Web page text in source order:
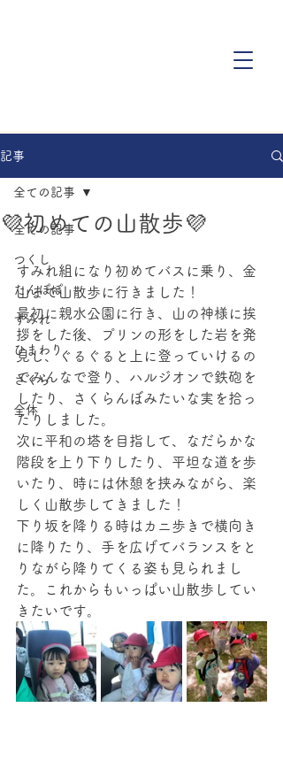
記事
全ての記事
つくし
たんぽぽ
すみれ
ひまわり
さくら
全体
全ての記事
💜初めての山散歩💜
すみれ組になり初めてバスに乗り、金
山まで山散歩に行きました！
最初に親水公園に行き、山の神様に挨
拶をした後、プリンの形をした岩を発
見し、ぐるぐると上に登っていけるの
でみんなで登り、ハルジオンで鉄砲を
したり、さくらんぼみたいな実を拾っ
たりしました。
次に平和の塔を目指して、なだらかな
階段を上り下りしたり、平坦な道を歩
いたり、時には休憩を挟みながら、楽
しく山散歩してきました！
下り坂を降りる時はカニ歩きで横向き
に降りたり、手を広げてバランスをと
りながら降りてくる姿も見られまし
た。これからもいっぱい山散歩してい
きたいです。